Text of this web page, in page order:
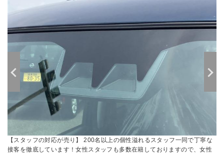
【スタッフの対応が売り】 200名以上の個性溢れるスタッフ一同で丁寧な
接客を徹底しています！女性スタッフも多数在籍しておりますので、女性